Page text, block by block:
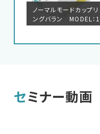
ノーマルモードカップリ
ングバラン MODEL：1
5-00013A
セミナー動画